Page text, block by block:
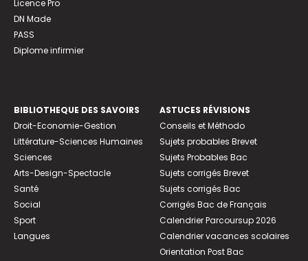
Licence Pro
DN Made
PASS
Diplome infirmier
BIBLIOTHEQUE DES SAVOIRS
Droit-Economie-Gestion
Littérature-Sciences Humaines
Sciences
Arts-Design-Spectacle
Santé
Social
Sport
Langues
ASTUCES RÉVISIONS
Conseils et Méthodo
Sujets probables Brevet
Sujets Probables Bac
Sujets corrigés Brevet
Sujets corrigés Bac
Corrigés Bac de Français
Calendrier Parcoursup 2026
Calendrier vacances scolaires
Orientation Post Bac